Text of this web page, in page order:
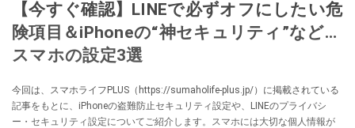
【今すぐ確認】LINEで必ずオフにしたい危
険項目＆iPhoneの“神セキュリティ”など…
スマホの設定3選
今回は、スマホライフPLUS（https://sumaholife-plus.jp/）に掲載されている
記事をもとに、iPhoneの盗難防止セキュリティ設定や、LINEのプライバシ
ー・セキュリティ設定についてご紹介します。スマホには大切な個人情報が